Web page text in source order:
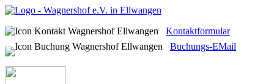
Kontaktformular
Buchungs-EMail